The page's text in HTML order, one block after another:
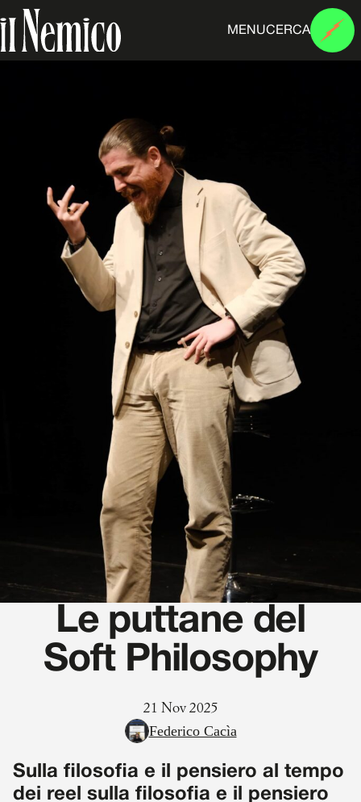
MENUCERCA
Le puttane del
Soft Philosophy
21 Nov 2025
Federico Cacìa
Sulla filosofia e il pensiero al tempo
dei reel sulla filosofia e il pensiero